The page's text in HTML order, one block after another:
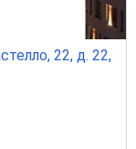
22, д. 22,